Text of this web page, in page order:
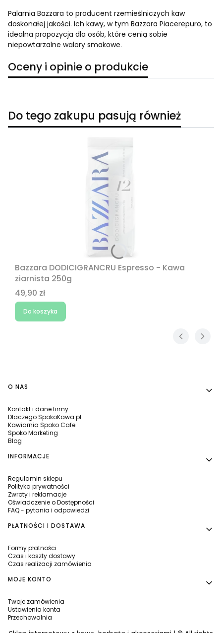
Palarnia Bazzara to producent rzemieślniczych kaw
doskonałej jakości. Ich kawy, w tym Bazzara Piacerepuro, to
idealna propozycja dla osób, które cenią sobie
niepowtarzalne walory smakowe.
Oceny i opinie o produkcie
Do tego zakupu pasują również
Bazzara DODICIGRANCRU Espresso - Kawa
ziarnista 250g
Cena
49,90 zł
Do koszyka
Linki w stopce
O NAS
Kontakt i dane firmy
Dlaczego SpokoKawa.pl
Kawiarnia Spoko Cafe
Spoko Marketing
Blog
INFORMACJE
Regulamin sklepu
Polityka prywatności
Zwroty i reklamacje
Oświadczenie o Dostępności
FAQ - pytania i odpowiedzi
PŁATNOŚCI I DOSTAWA
Formy płatności
Czas i koszty dostawy
Czas realizacji zamówienia
MOJE KONTO
Twoje zamówienia
Ustawienia konta
Przechowalnia